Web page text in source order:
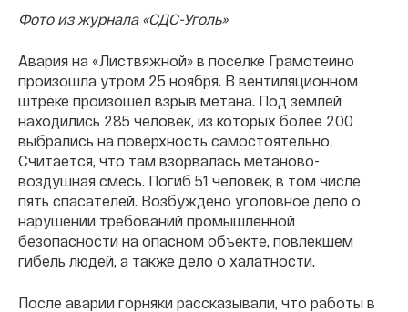
Фото из журнала «СДС-Уголь»
Авария на «Листвяжной» в поселке Грамотеино
произошла утром 25 ноября. В вентиляционном
штреке произошел взрыв метана. Под землей
находились 285 человек, из которых более 200
выбрались на поверхность самостоятельно.
Считается, что там взорвалась метаново-
воздушная смесь. Погиб 51 человек, в том числе
пять спасателей. Возбуждено уголовное дело о
нарушении требований промышленной
безопасности на опасном объекте, повлекшем
гибель людей, а также дело о халатности.
После аварии горняки рассказывали, что работы в